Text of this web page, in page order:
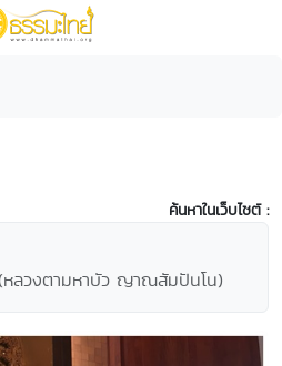
ค้นหาในเว็บไซต์ :
หลวงตามหาบัว ญาณสัมปันโน)